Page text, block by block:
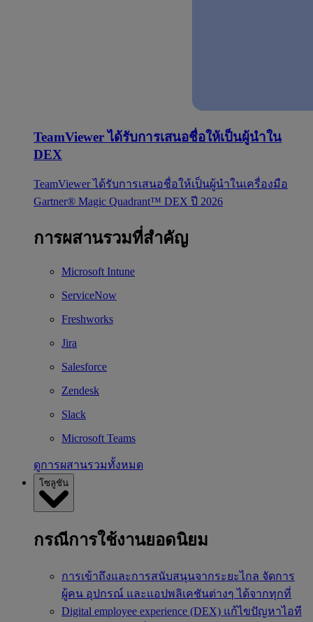
TeamViewer ได้รับการเสนอชื่อให้เป็นผู้นำใน
DEX
TeamViewer ได้รับการเสนอชื่อให้เป็นผู้นำในเครื่องมือ
Gartner® Magic Quadrant™ DEX ปี 2026
การผสานรวมที่สำคัญ
Microsoft Intune
ServiceNow
Freshworks
Jira
Salesforce
Zendesk
Slack
Microsoft Teams
ดูการผสานรวมทั้งหมด
โซลูชัน
กรณีการใช้งานยอดนิยม
การเข้าถึงและการสนับสนุนจากระยะไกล จัดการ
ผู้คน อุปกรณ์ และแอปพลิเคชันต่างๆ ได้จากทุกที่
Digital employee experience (DEX) แก้ไขปัญหาไอที